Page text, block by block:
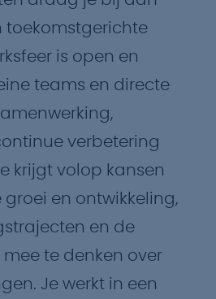
toekomstgerichte
is open en
teams en directe
verbetering
krijgt volop kansen
en ontwikkeling,
en de
te denken over
Je werkt in een